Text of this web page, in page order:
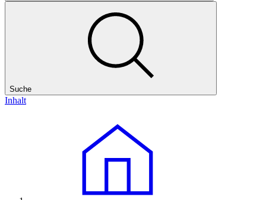
Suche
Inhalt